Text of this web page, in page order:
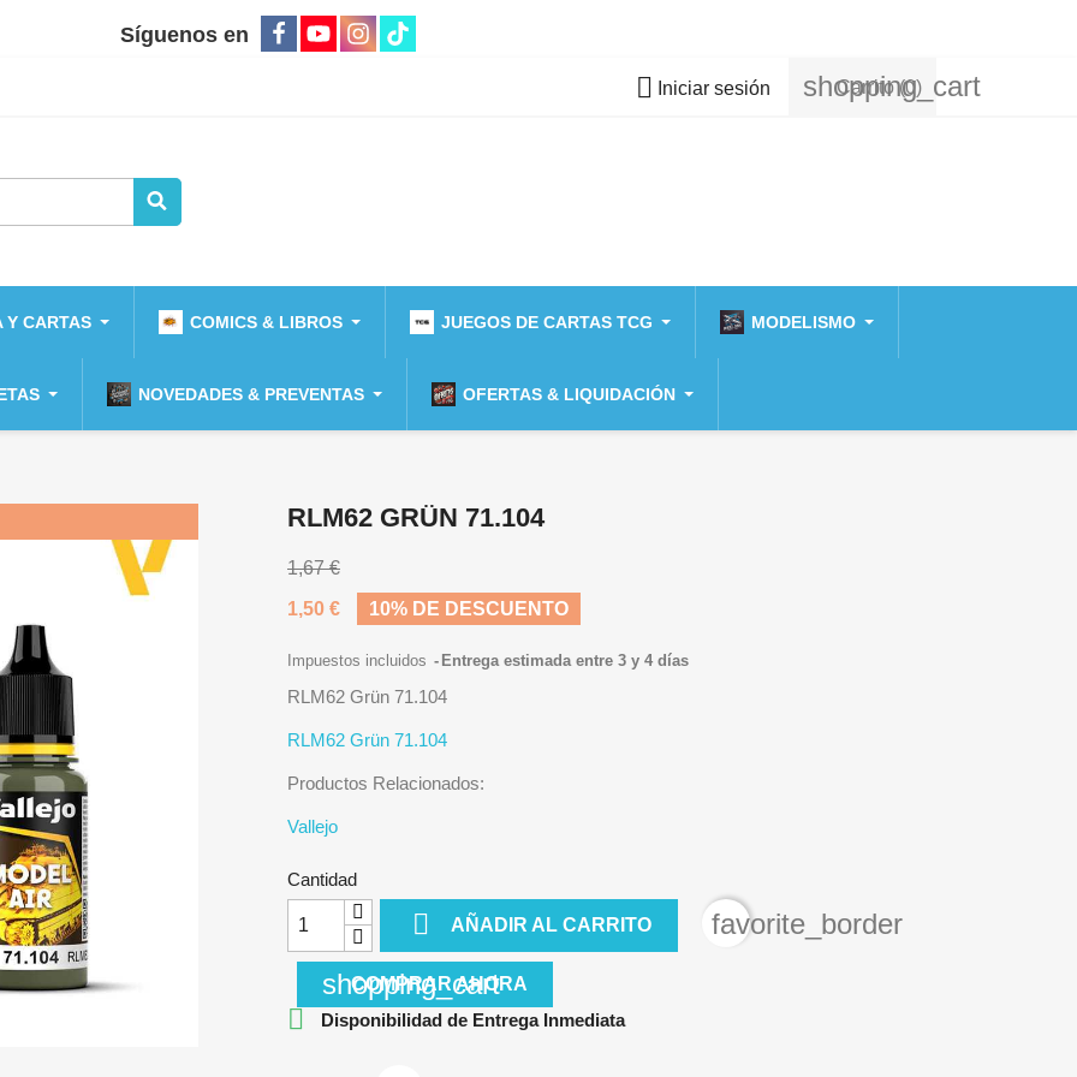
Síguenos en
 Iniciar sesión shopping_cart
Carrito (0)
Y CARTAS COMICS & LIBROS JUEGOS DE CARTAS TCG MODELISMO
NOVEDADES & PREVENTAS OFERTAS & LIQUIDACIÓN
RLM62 GRÜN 71.104
1,67 €
1,50 €
10% DE DESCUENTO
Impuestos incluidos Entrega estimada entre 3 y 4 días
RLM62 Grün 71.104
RLM62 Grün 71.104
Productos Relacionados:
Vallejo
Cantidad
 AÑADIR AL CARRITO
favorite_border
shopping_cart
COMPRAR AHORA
 Disponibilidad de Entrega Inmediata